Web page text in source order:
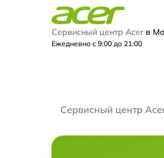
Сервисный центр Acer в
Ежедневно с 9:00 до 21:00
Сервисный центр